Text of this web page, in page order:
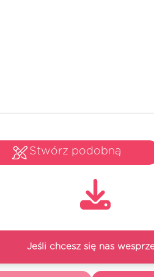
Stwórz podobną
Jeśli chcesz się nas